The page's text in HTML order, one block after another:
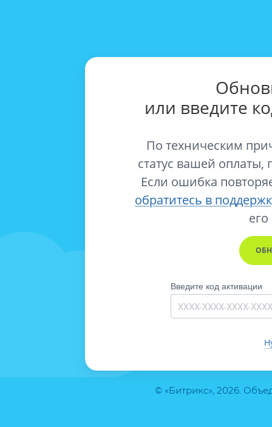
© «Битрикс», 2026.
или введите
По техническим
статус вашей оплаты,
Если ошибка
обратитесь в
его
Введите код активации